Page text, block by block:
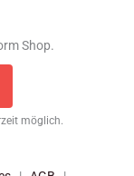
Shop.
möglich.